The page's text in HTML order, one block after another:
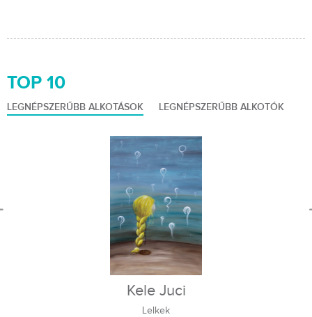
TOP 10
LEGNÉPSZERŰBB ALKOTÁSOK LEGNÉPSZERŰBB ALKOTÓK
Kele Juci
Lelkek